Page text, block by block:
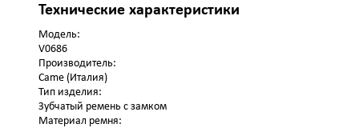
Технические характеристики
Модель:
V0686
Производитель:
Came (Италия)
Тип изделия:
Зубчатый ремень с замком
Материал ремня: